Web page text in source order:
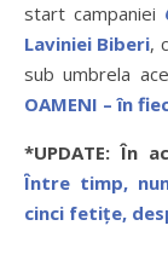
start campaniei
Laviniei Biberi,
sub umbrela
OAMENI – în
*UPDATE: În
Între timp,
cinci fetițe,